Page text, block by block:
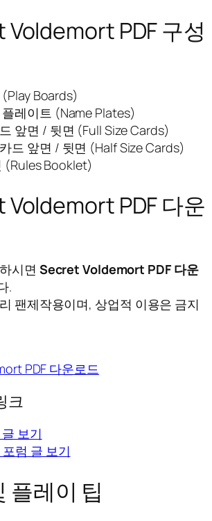
PDF 구성
Boards)
레이트 (Name Plates)
앞면 / 뒷면 (Full Size Cards)
드 앞면 / 뒷면 (Half Size Cards)
(Rules Booklet)
PDF 다운
시면 Secret Voldemort PDF 다운
.
팬제작용이며, 상업적 이용은 금지
PDF 다운로드
크
보기
럼 글 보기
플레이 팁